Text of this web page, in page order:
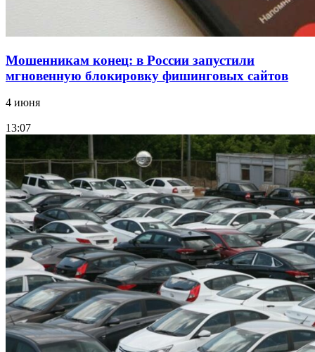
Мошенникам конец: в России запустили
мгновенную блокировку фишинговых сайтов
4 июня
13:07